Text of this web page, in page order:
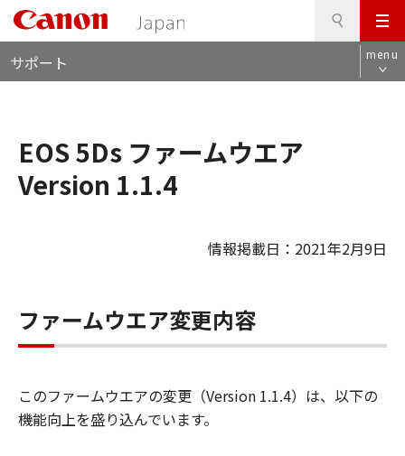
メ
ニ
ュ
サポート menu
EOS 5Ds ファームウエア
Version 1.1.4
情報掲載日：2021年2月9日
ファームウエア変更内容
このファームウエアの変更（Version 1.1.4）は、以下の
機能向上を盛り込んでいます。